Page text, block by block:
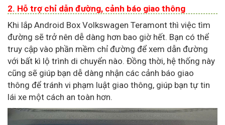
2. Hỗ trợ chỉ dẫn đường, cảnh báo giao thông
Khi lắp Android Box Volkswagen Teramont thì việc tìm
đường sẽ trở nên dễ dàng hơn bao giờ hết. Bạn có thể
truy cập vào phần mềm chỉ đường để xem dẫn đường
với bất kì lộ trình di chuyển nào. Đồng thời, hệ thống này
cũng sẽ giúp bạn dễ dàng nhận các cảnh báo giao
thông để tránh vi phạm luật giao thông, giúp bạn tự tin
lái xe một cách an toàn hơn.